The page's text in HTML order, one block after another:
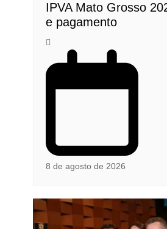
IPVA Mato Grosso
e pagamento
8 de agosto de 2026